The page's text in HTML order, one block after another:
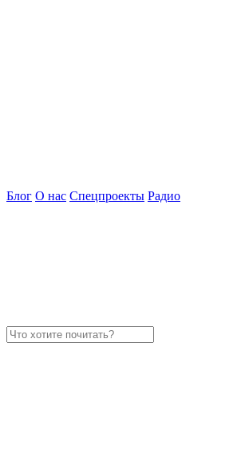
Блог О нас Спецпроекты Радио